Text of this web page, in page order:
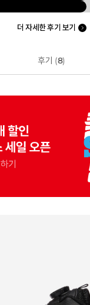
더 자세한 후기 보기
후기 (8)